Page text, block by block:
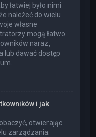
łatwiej było nimi
należeć do wielu
własne
mogą łatwo
naraz,
lub dawać dostęp
i jak
otwierając
zarządzania